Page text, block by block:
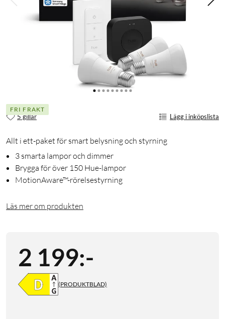
FRI FRAKT
5 gillar Lägg i inköpslista
Allt i ett-paket för smart belysning och styrning
3 smarta lampor och dimmer
Brygga för över 150 Hue-lampor
MotionAware™-rörelsestyrning
Läs mer om produkten
2 199:-
(PRODUKTBLAD)